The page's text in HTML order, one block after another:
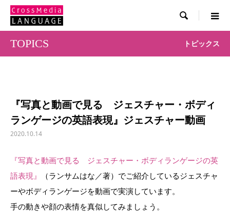

TOPICS トピックス
『写真と動画で見る ジェスチャー・ボディ
ランゲージの英語表現』ジェスチャー動画
2020.10.14
『写真と動画で見る ジェスチャー・ボディランゲージの英
語表現』
（ランサムはな／著）でご紹介しているジェスチャ
ーやボディランゲージを動画で実演しています。
手の動きや顔の表情を真似してみましょう。